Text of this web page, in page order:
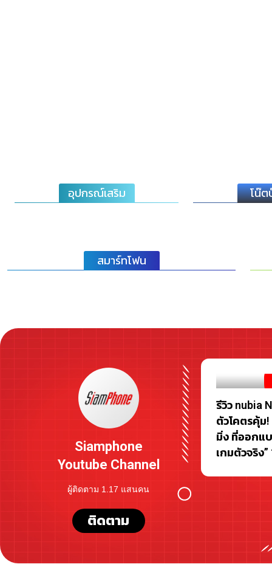
อุปกรณ์เสริม โน๊
สมาร์ทโฟน
Siamphone
Youtube Channel
ผู้ติดตาม 1.17 แสนคน
ติดตาม
รีวิว nubia
ตัวโคตรคุ้ม
มิ่ง ที่ออกแ
เกมตัวจริง